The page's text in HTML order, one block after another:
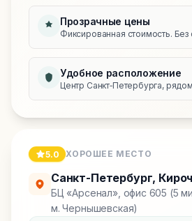
Прозрачные цены
Фиксированная стоимость. Без
Удобное расположение
Центр Санкт‑Петербурга,
5.0 ХОРОШЕЕ МЕСТО
Санкт-Петербург,
БЦ «Арсенал», офис 605 (5
м. Чернышевская)